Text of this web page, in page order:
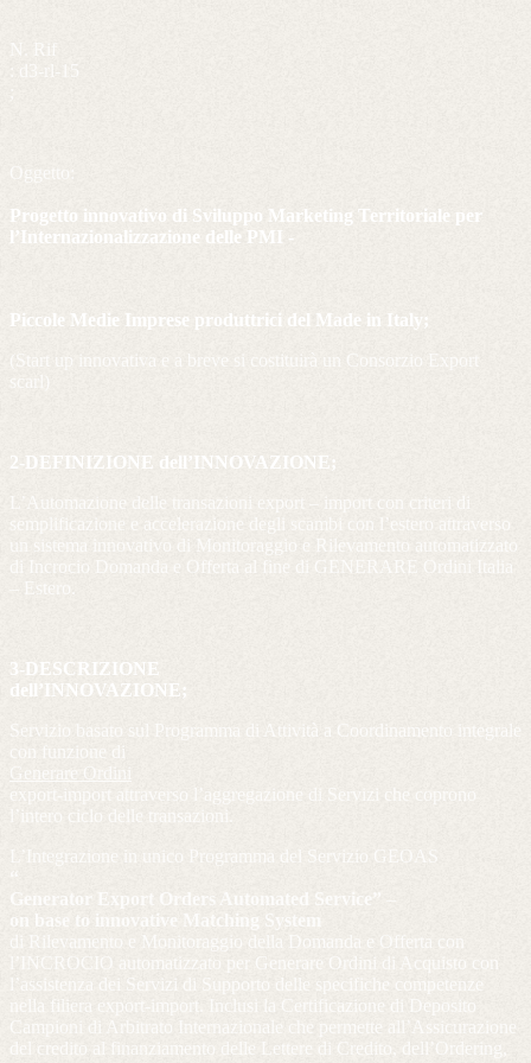
N. Rif
: d3-rl-15
Oggetto:
Progetto innovativo di Sviluppo Marketing Territoriale per
l’Internazionalizzazione delle PMI -
Piccole Medie Imprese produttrici del Made in Italy;
(Start up innovativa e a breve si costituirà un Consorzio Export
scarl)
2-DEFINIZIONE dell’INNOVAZIONE;
L’Automazione delle transazioni export – import con criteri di
semplificazione e accelerazione degli scambi con l’estero attraverso
un sistema innovativo di Monitoraggio e Rilevamento automatizzato
di Incrocio Domanda e Offerta al fine di GENERARE Ordini Italia
3-DESCRIZIONE
dell’INNOVAZIONE;
Servizio basato sul Programma di Attività a Coordinamento integrale
con funzione di
Generare Ordini
export-import attraverso l’aggregazione di Servizi che coprono
l’intero ciclo delle transazioni.
L’Integrazione in unico Programma del Servizio GEOAS
Generator Export Orders Automated Service”
on base to innovative Matching System
di Rilevamento e Monitoraggio della Domanda e Offerta con
l’INCROCIO automatizzato per Generare Ordini di Acquisto con
l’assistenza dei Servizi di Supporto delle specifiche competenze
nella filiera export-import. Inclusi la Certificazione di Deposito
Campioni di Arbitrato Internazionale che permette all’Assicurazione
del credito al finanziamento delle Lettere di Credito, dell’Ordering,